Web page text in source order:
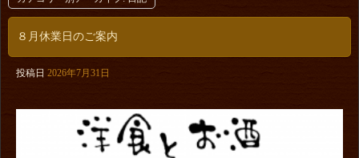
８月休業日のご案内
投稿日 2026年7月31日